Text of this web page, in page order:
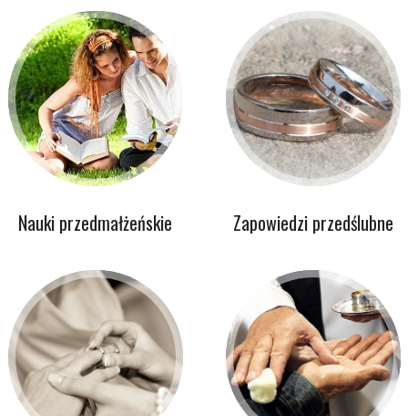
Nauki przedmałżeńskie Zapowiedzi przedślubne